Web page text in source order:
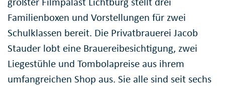
Familienboxen und Vorstellungen für zwei
Schulklassen bereit. Die Privatbrauerei Jacob
Stauder lobt eine Brauereibesichtigung, zwei
Liegestühle und Tombolapreise aus ihrem
umfangreichen Shop aus. Sie alle sind seit sechs